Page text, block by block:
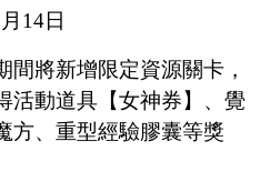
月 14日
間將新增限定資源關卡，
活動道具【女神券】、覺
方、重型經驗膠囊等獎